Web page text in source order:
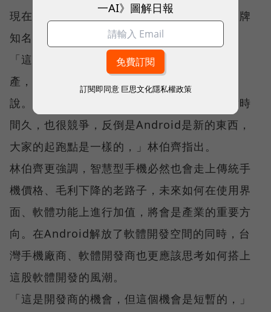
現在全球新聞版面上，大舉拉抬了宏達電的品牌
知名度。
「這是你花了一百億也不一定達得到的無形資
產，對台灣產業也是一種向上提升，」周永明
說。而這樣的故事只是開始。「其他平台問世時
間久，也很競爭，反倒是Android是新的東西，
大家的起跑點是一樣的，」林伯齊指出。
林伯齊更強調，智慧型手機必然也會走上傳統手
機價格、毛利下降的老路子，未來如何在使用界
面、軟體功能上進行加值，將會是產業的重要方
向。在Android解放了軟體開發空間的同時，台
灣手機廠商、軟體開發商也更應該思考如何搭上
這股軟體開發的風潮。
「這是開發商的機會，但這個機會是短暫的，」
一AI》圖解日報
訂閱即同意 巨思文化隱私權政策